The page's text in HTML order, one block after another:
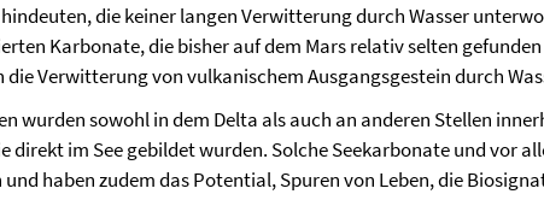
die keiner langen Verwitterung durch Wasser
Karbonate, die bisher auf dem Mars relativ selten
Verwitterung von vulkanischem Ausgangsgestein durch
wurden sowohl in dem Delta als auch an anderen Stellen
im See gebildet wurden. Solche Seekarbonate und vor
haben zudem das Potential, Spuren von Leben, die